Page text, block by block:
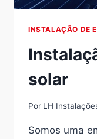
INSTALAÇÃO DE
solar
Por LH
Somos uma